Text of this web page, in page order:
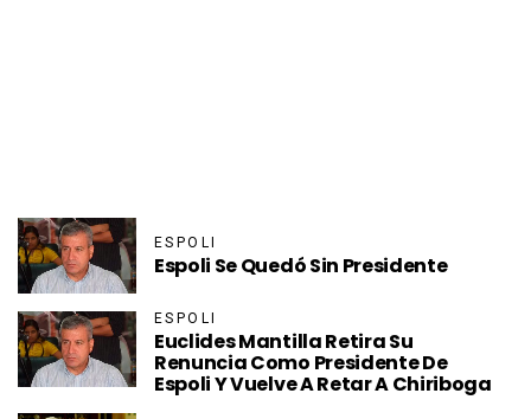
ESPOLI
Espoli Se Quedó Sin Presidente
ESPOLI
Euclides Mantilla Retira Su
Renuncia Como Presidente De
Espoli Y Vuelve A Retar A Chiriboga